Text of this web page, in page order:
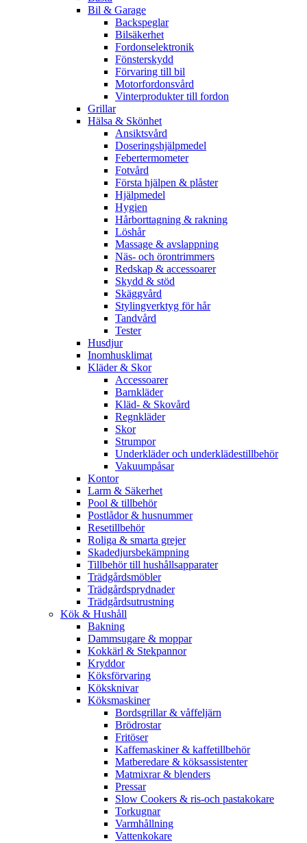
Bil & Garage
Backspeglar
Bilsäkerhet
Fordonselektronik
Fönsterskydd
Förvaring till bil
Motorfordonsvård
Vinterprodukter till fordon
Grillar
Hälsa & Skönhet
Ansiktsvård
Doseringshjälpmedel
Febertermometer
Fotvård
Första hjälpen & plåster
Hjälpmedel
Hygien
Hårborttagning & rakning
Löshår
Massage & avslappning
Näs- och örontrimmers
Redskap & accessoarer
Skydd & stöd
Skäggvård
Stylingverktyg för hår
Tandvård
Tester
Husdjur
Inomhusklimat
Kläder & Skor
Accessoarer
Barnkläder
Kläd- & Skovård
Regnkläder
Skor
Strumpor
Underkläder och underklädestillbehör
Vakuumpåsar
Kontor
Larm & Säkerhet
Pool & tillbehör
Postlådor & husnummer
Resetillbehör
Roliga & smarta grejer
Skadedjursbekämpning
Tillbehör till hushållsapparater
Trädgårdsmöbler
Trädgårdsprydnader
Trädgårdsutrustning
Kök & Hushåll
Bakning
Dammsugare & moppar
Kokkärl & Stekpannor
Kryddor
Köksförvaring
Köksknivar
Köksmaskiner
Bordsgrillar & våffeljärn
Brödrostar
Fritöser
Kaffemaskiner & kaffetillbehör
Matberedare & köksassistenter
Matmixrar & blenders
Pressar
Slow Cookers & ris-och pastakokare
Torkugnar
Varmhållning
Vattenkokare